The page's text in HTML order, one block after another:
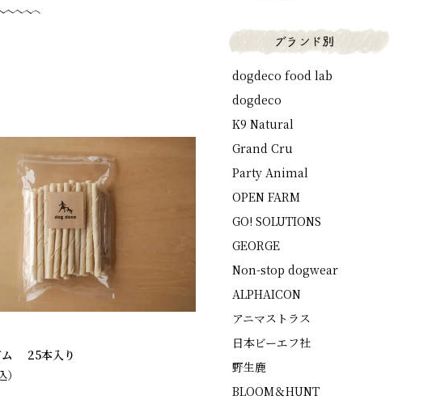
ム 25本入り
）
dogdeco food lab
dogdeco
K9 Natural
Grand Cru
Party Animal
OPEN FARM
GO! SOLUTIONS
GEORGE
Non-stop dogwear
ALPHAICON
アニマストラス
日本ビーエフ社
野生鹿
BLOOM＆HUNT